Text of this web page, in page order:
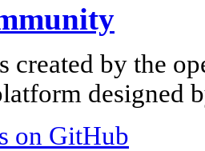
created by the
designed
on GitHub